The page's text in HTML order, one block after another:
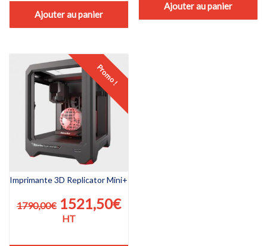
était :
7665,00€.7281,75€.
Ajouter au panier
était :
3249,00€.
Ajouter au panier
Promo !
Imprimante 3D Replicator Mini+
1790,00€ Le
prix
1521,50€Le
HT